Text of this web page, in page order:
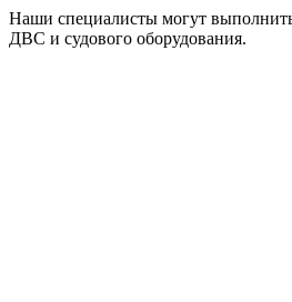
Наши специалисты могут
ДВС и судового оборудования.